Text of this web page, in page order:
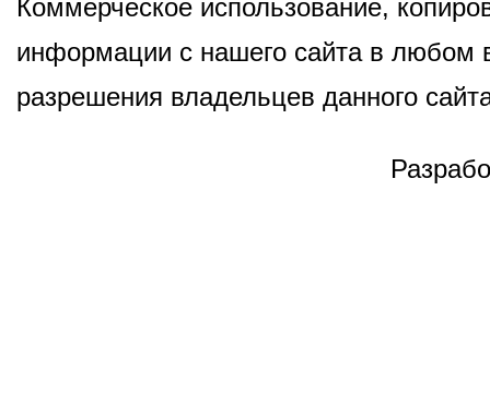
Коммерческое использование,
информации с нашего сайта в любом
разрешения владельцев данного